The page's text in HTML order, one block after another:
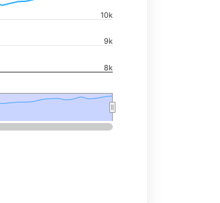
8k
9k
10k